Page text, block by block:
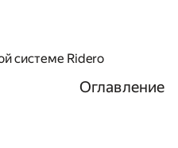
системе Ridero
Оглавление